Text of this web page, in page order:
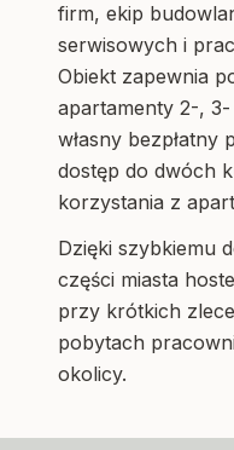
firm, ekip
serwisowych i
Obiekt zapewnia
apartamenty 2-,
własny bezpłatny
dostęp do dwóch
korzystania z
Dzięki szybkiemu
części miasta
przy krótkich
pobytach
okolicy.